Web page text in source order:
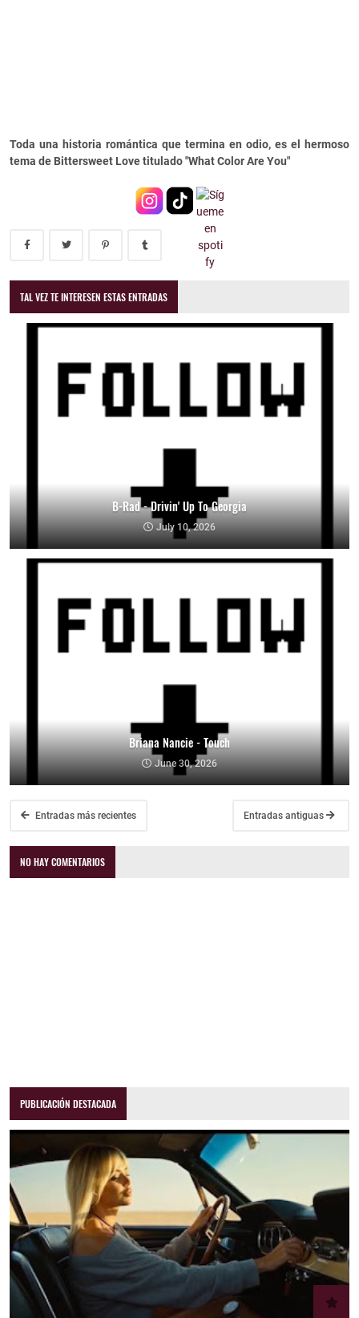
Toda una historia romántica que termina en odio, es el hermoso
tema de Bittersweet Love titulado "What Color Are You"
TAL VEZ TE INTERESEN ESTAS ENTRADAS
B-Rad - Drivin' Up To Georgia
July 10, 2026
Briana Nancie - Touch
June 30, 2026
Entradas más recientes Entradas antiguas
NO HAY COMENTARIOS
PUBLICACIÓN DESTACADA